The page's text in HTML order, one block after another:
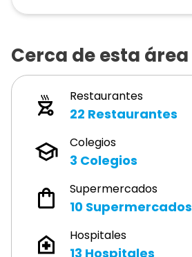
Cerca de esta área
Restaurantes
22 Restaurantes
Colegios
3 Colegios
Supermercados
10 Supermercados
Hospitales
13 Hospitales